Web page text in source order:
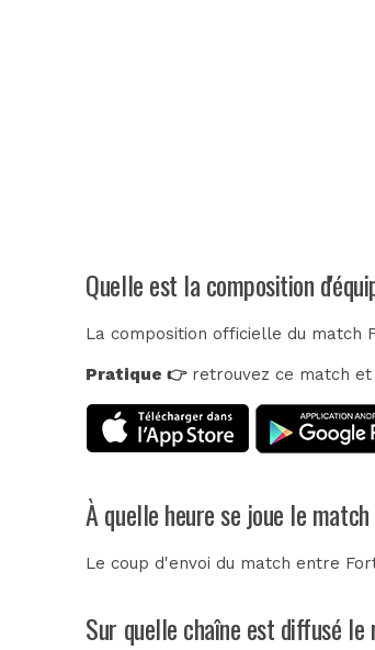
Quelle est la composition
La composition officielle du match
Pratique 👉retrouvez ce match et
À quelle heure se joue le
Le coup d'envoi du match entre
Sur quelle chaîne est diffusé